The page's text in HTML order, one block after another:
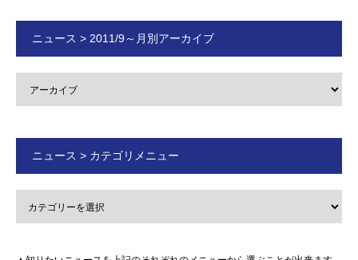
ニュース > 2011/9～月別アーカイブ
ニュース > カテゴリメニュー